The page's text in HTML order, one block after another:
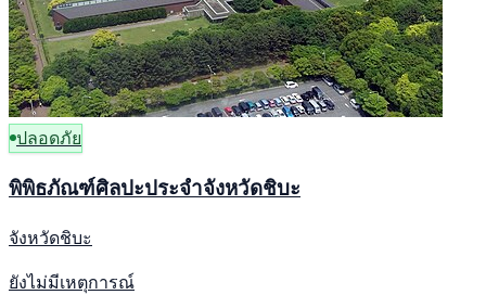
ปลอดภัย
พิพิธภัณฑ์ศิลปะประจำจังหวัดชิบะ
จังหวัดชิบะ
ยังไม่มีเหตุการณ์